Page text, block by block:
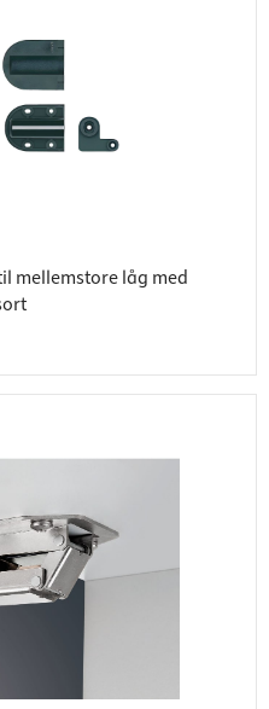
mellemstore låg med